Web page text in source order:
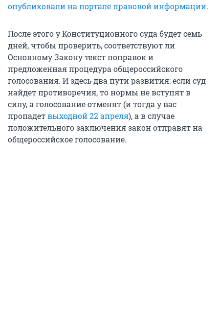
опубликовали на портале правовой информации.
После этого у Конституционного суда будет семь
дней, чтобы проверить, соответствуют ли
Основному Закону текст поправок и
предложенная процедура общероссийского
голосования. И здесь два пути развития: если суд
найдет противоречия, то нормы не вступят в
силу, а голосование отменят (и тогда у вас
пропадетвыходной 22 апреля), а в случае
положительного заключения закон отправят на
общероссийское голосование.